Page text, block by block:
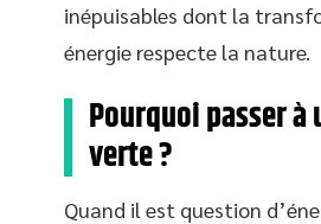
inépuisables dont la
énergie respecte la nature.
Pourquoi passer à
verte ?
Quand il est question